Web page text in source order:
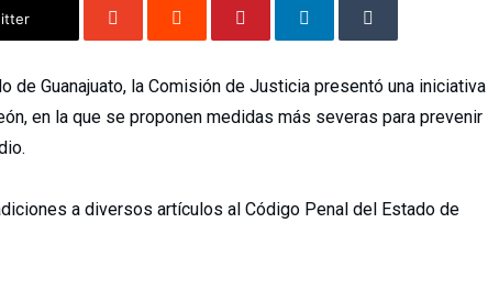
de Guanajuato, la Comisión de Justicia presentó una iniciativa
en la que se proponen medidas más severas para prevenir
a diversos artículos al Código Penal del Estado de